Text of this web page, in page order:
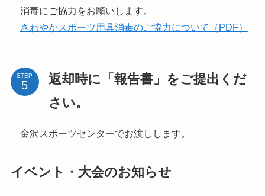
消毒にご協力をお願いします。
さわやかスポーツ用具消毒のご協力について（PDF）
STEP
返却時に「報告書」をご提出くだ
さい。
金沢スポーツセンターでお渡しします。
イベント・大会のお知らせ